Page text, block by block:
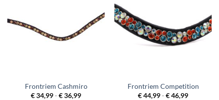
Frontriem Cashmiro
€34,99- €36,99Prijsklasse:
Frontriem Competition
€44,99- €46,99